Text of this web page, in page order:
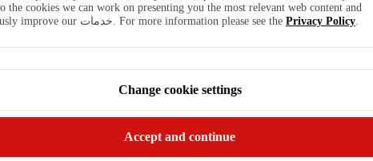
the cookies we can work on presenting you the most relevant web content and
continuously improve our خدمات. For more information please see the Privacy Policy.
Change cookie settings
Accept and continue